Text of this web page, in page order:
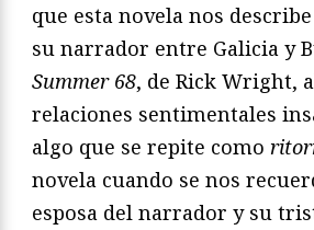
que esta novela nos
su narrador entre Galicia y
Summer 68, de Rick Wright,
relaciones sentimentales
algo que se repite como
novela cuando se nos
esposa del narrador y su